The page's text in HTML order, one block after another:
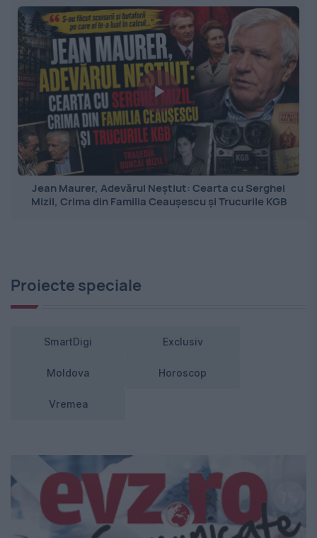
Jean Maurer, Adevărul Neștiut: Cearta cu Serghei
Mizil, Crima din Familia Ceaușescu și Trucurile KGB
Proiecte speciale
SmartDigi Exclusiv
Moldova Horoscop
Vremea